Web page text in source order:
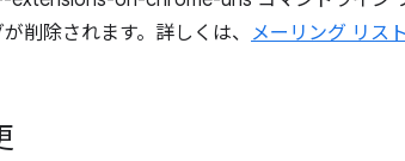
削除されます。詳しくは、 メーリング リスト